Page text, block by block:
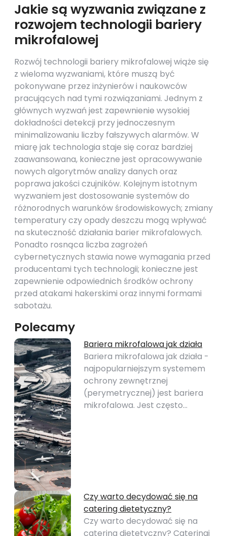
Jakie są wyzwania związane z
rozwojem technologii bariery
mikrofalowej
Rozwój technologii bariery mikrofalowej wiąże się
z wieloma wyzwaniami, które muszą być
pokonywane przez inżynierów i naukowców
pracujących nad tymi rozwiązaniami. Jednym z
głównych wyzwań jest zapewnienie wysokiej
dokładności detekcji przy jednoczesnym
minimalizowaniu liczby fałszywych alarmów. W
miarę jak technologia staje się coraz bardziej
zaawansowana, konieczne jest opracowywanie
nowych algorytmów analizy danych oraz
poprawa jakości czujników. Kolejnym istotnym
wyzwaniem jest dostosowanie systemów do
różnorodnych warunków środowiskowych; zmiany
temperatury czy opady deszczu mogą wpływać
na skuteczność działania barier mikrofalowych.
Ponadto rosnąca liczba zagrożeń
cybernetycznych stawia nowe wymagania przed
producentami tych technologii; konieczne jest
zapewnienie odpowiednich środków ochrony
przed atakami hakerskimi oraz innymi formami
sabotażu.
Polecamy
Bariera mikrofalowa jak działa
Bariera mikrofalowa jak działa -
najpopularniejszym systemem
ochrony zewnętrznej
(perymetrycznej) jest bariera
mikrofalowa. Jest często…
Czy warto decydować się na
catering dietetyczny?
Czy warto decydować się na
catering dietetyczny? Cateringi